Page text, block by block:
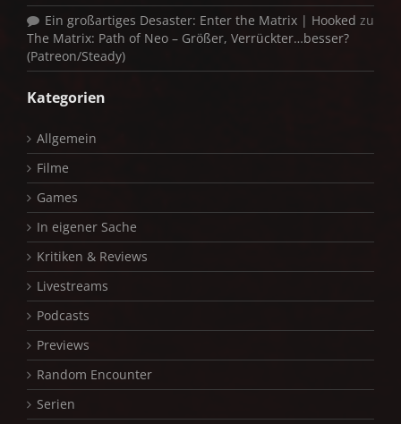
Ein großartiges Desaster: Enter the Matrix | Hooked zu
The Matrix: Path of Neo – Größer, Verrückter…besser?
(Patreon/Steady)
Kategorien
Allgemein
Filme
Games
In eigener Sache
Kritiken & Reviews
Livestreams
Podcasts
Previews
Random Encounter
Serien